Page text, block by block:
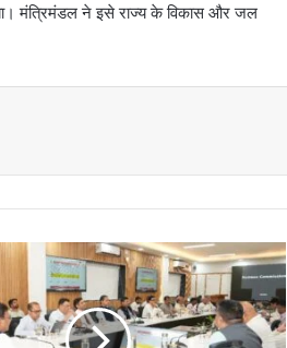
मंत्रिमंडल ने इसे राज्य के विकास और जल